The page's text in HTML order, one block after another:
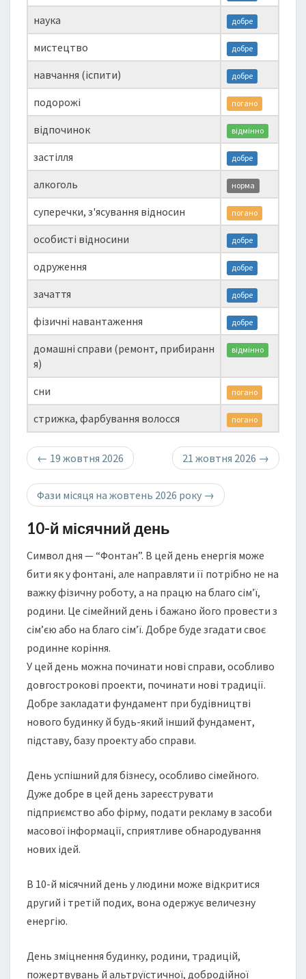
наука добре
мистецтво добре
навчання (іспити) добре
подорожі погано
відпочинок відмінно
застілля добре
алкоголь норма
суперечки, з'ясування відносин погано
особисті відносини добре
одруження добре
зачаття добре
фізичні навантаження добре
домашні справи (ремонт, прибиранн
я)
відмінно
сни погано
стрижка, фарбування волосся погано
← 19 жовтня 2026 21 жовтня 2026 →
Фази місяця на жовтень 2026 року →
10-й місячний день
Символ дня — “Фонтан”. В цей день енергія може
бити як у фонтані, але направляти її потрібно не на
важку фізичну роботу, а на працю на благо сім’ї,
родини. Це сімейний день і бажано його провести з
сім’єю або на благо сім’ї. Добре буде згадати своє
родинне коріння.
У цей день можна починати нові справи, особливо
довгострокові проекти, починати нові традиції.
Добре закладати фундамент при будівництві
нового будинку й будь-який інший фундамент,
підставу, базу проекту або справи.
День успішний для бізнесу, особливо сімейного.
Дуже добре в цей день зареєструвати
підприємство або фірму, подати рекламу в засоби
масової інформації, сприятливе обнародування
нових ідей.
В 10-й місячний день у людини може відкритися
другий і третій подих, вона одержує величезну
енергію.
День зміцнення будинку, родини, традицій,
пожертвувань й альтруїстичної, добродійної